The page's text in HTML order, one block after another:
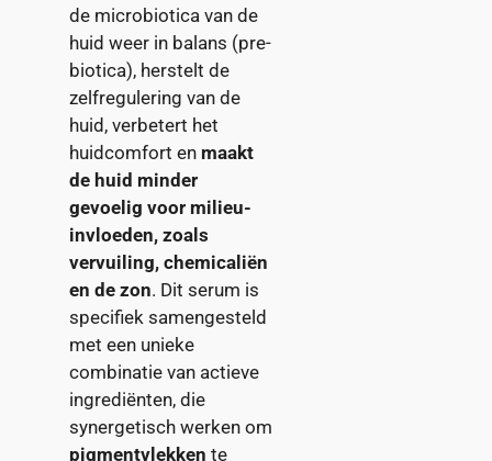
de microbiotica van de
huid weer in balans (pre-
biotica), herstelt de
zelfregulering van de
huid, verbetert het
huidcomfort en maakt
de huid minder
gevoelig voor milieu-
invloeden, zoals
vervuiling, chemicaliën
en de zon. Dit serum is
specifiek samengesteld
met een unieke
combinatie van actieve
ingrediënten, die
synergetisch werken om
pigmentvlekken te